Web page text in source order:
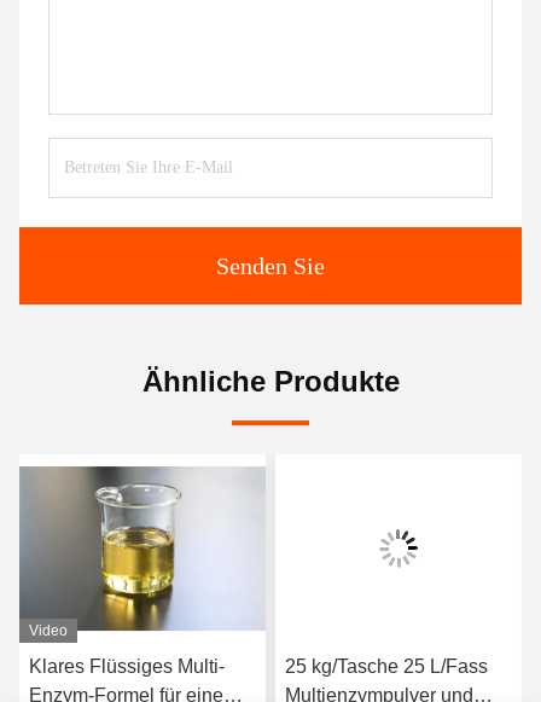
Senden Sie
Ähnliche Produkte
Video
Klares Flüssiges Multi-
Enzym-Formel für eine
25 kg/Tasche 25 L/Fass
Multienzympulver und